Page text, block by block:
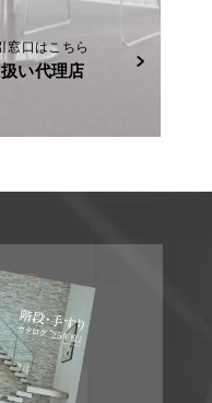
窓口はこちら
い代理店